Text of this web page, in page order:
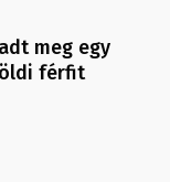
meg egy
férfit